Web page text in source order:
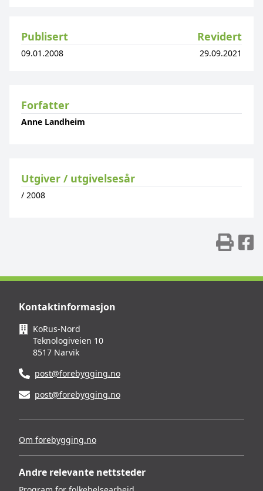
Publisert Revidert
09.01.2008 29.09.2021
Forfatter
Anne Landheim
Utgiver / utgivelsesår
/ 2008
Kontaktinformasjon
KoRus-Nord
Teknologiveien 10
8517 Narvik
post@forebygging.no
post@forebygging.no
Om forebygging.no
Andre relevante nettsteder